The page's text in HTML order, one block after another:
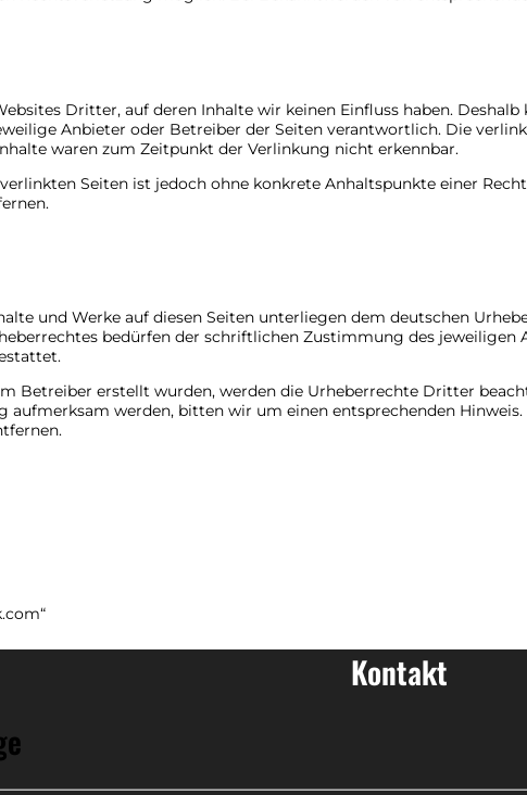
Dritter, auf deren Inhalte wir keinen Einfluss haben.
Anbieter oder Betreiber der Seiten verantwortlich. Die
waren zum Zeitpunkt der Verlinkung nicht erkennbar.
Seiten ist jedoch ohne konkrete Anhaltspunkte einer
und Werke auf diesen Seiten unterliegen dem deutschen
bedürfen der schriftlichen Zustimmung des
Betreiber erstellt wurden, werden die Urheberrechte Dritter
werden, bitten wir um einen entsprechenden
Kontakt